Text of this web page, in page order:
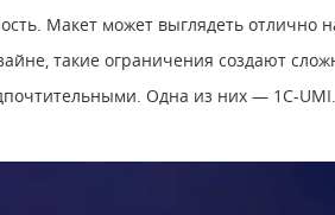
Макет может выглядеть
такие ограничения создают
Одна из них — 1С-UMI.